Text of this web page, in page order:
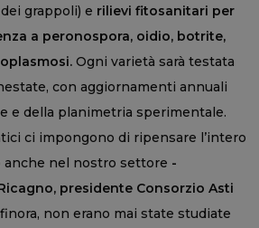
grappoli) e rilievi fitosanitari per
a peronospora, oidio, botrite,
Ogni varietà sarà testata
con aggiornamenti annuali
e della planimetria sperimentale.
ci impongono di ripensare l’intero
nel nostro settore -
presidente Consorzio Asti
non erano mai state studiate